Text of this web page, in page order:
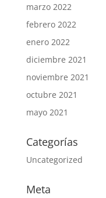
marzo 2022
febrero 2022
enero 2022
diciembre 2021
noviembre 2021
octubre 2021
mayo 2021
Categorías
Uncategorized
Meta